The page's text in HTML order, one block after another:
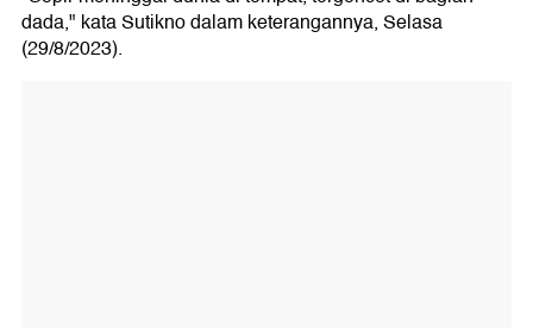
dada," kata Sutikno dalam keterangannya, Selasa
(29/8/2023).